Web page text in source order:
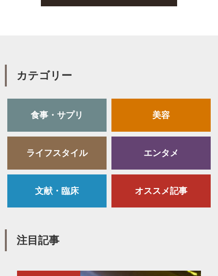
カテゴリー
食事・サプリ 美容
ライフスタイル エンタメ
文献・臨床 オススメ記事
注目記事